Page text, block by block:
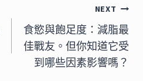
NEXT
食慾與飽足度：減脂最
佳戰友。但你知道它受
到哪些因素影響嗎？